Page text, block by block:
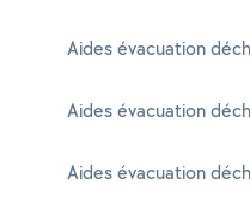
Aides évacuation
Aides évacuation
Aides évacuation